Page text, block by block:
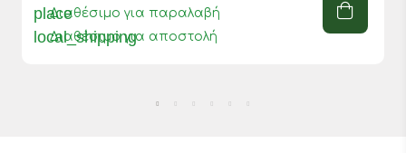
place
Διαθέσιμο για παραλαβή
local_shipping
Διαθέσιμο για αποστολή